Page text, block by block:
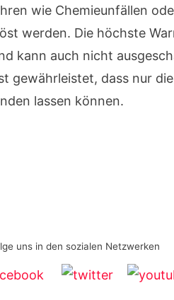
wie Chemieunfällen
werden. Die höchste
kann auch nicht
gewährleistet, dass nur
lassen können.
uns in den sozialen Netzwerken